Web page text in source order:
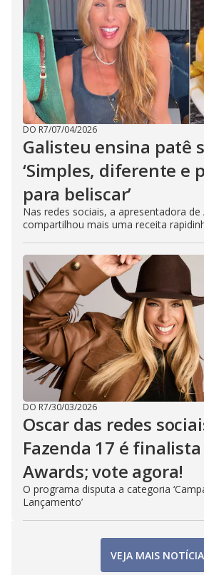
DO R7/07/04/2026
Galisteu ensina patê
‘Simples, diferente e
para beliscar’
Nas redes sociais, a apresentadora de
compartilhou mais uma receita
DO R7/30/03/2026
Oscar das redes
Fazenda 17 é
Awards; vote agora!
O programa disputa a categoria
Lançamento’
VEJA MAIS